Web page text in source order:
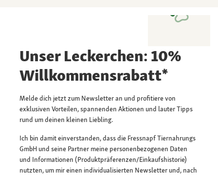
Unser Leckerchen: 10%
Willkommensrabatt*
Melde dich jetzt zum Newsletter an und profitiere von
exklusiven Vorteilen, spannenden Aktionen und lauter Tipps
rund um deinen kleinen Liebling.
Ich bin damit einverstanden, dass die Fressnapf Tiernahrungs
GmbH und seine Partner meine personenbezogenen Daten
und Informationen (Produktpräferenzen/Einkaufshistorie)
nutzten, um mir einen individualisierten Newsletter und, nach